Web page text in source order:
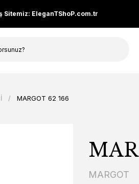
Sitemiz: EleganTShoP.com.tr
MARGOT 62 166
MARGOT